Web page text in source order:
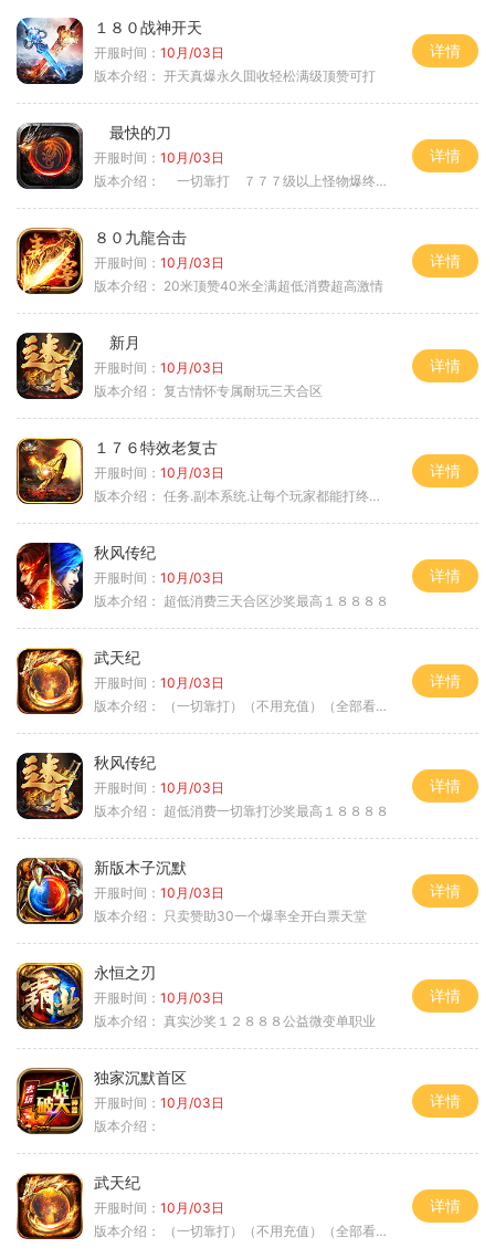
１８０战神开天
开服时间： 10月/03日
版本介绍： 开天真爆永久囬收轻松满级顶赞可打
详情
最快的刀
开服时间： 10月/03日
版本介绍：
一切靠打 ７７７级以上怪物爆终极
详情
８０九龍合击
开服时间： 10月/03日
版本介绍： 20米顶赞40米全满超低消费超高激情
详情
新月
开服时间： 10月/03日
版本介绍： 复古情怀专属耐玩三天合区
详情
１７６特效老复古
开服时间： 10月/03日
版本介绍： 任务.副本系统.让每个玩家都能打终极BOSS
详情
秋风传纪
开服时间： 10月/03日
版本介绍： 超低消费三天合区沙奖最高１８８８８
详情
武天纪
开服时间： 10月/03日
版本介绍：
（一切靠打）（不用充值）（全部看脸）
详情
秋风传纪
开服时间： 10月/03日
版本介绍： 超低消费一切靠打沙奖最高１８８８８
详情
新版木子沉默
开服时间： 10月/03日
版本介绍： 只卖赞助30一个爆率全开白票天堂
详情
永恒之刃
开服时间： 10月/03日
版本介绍： 真实沙奖１２８８８公益微变单职业
详情
独家沉默首区
开服时间： 10月/03日
版本介绍：
详情
武天纪
开服时间： 10月/03日
版本介绍：
（一切靠打）（不用充值）（全部看脸）
详情